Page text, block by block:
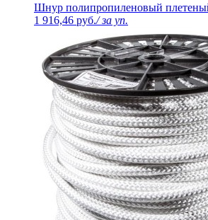
Шнур полипропиленовый
1 916,46 руб./ за уп.